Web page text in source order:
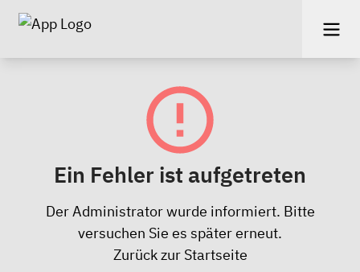
Ein Fehler ist aufgetreten
Der Administrator wurde informiert. Bitte
versuchen Sie es später erneut.
Zurück zur Startseite